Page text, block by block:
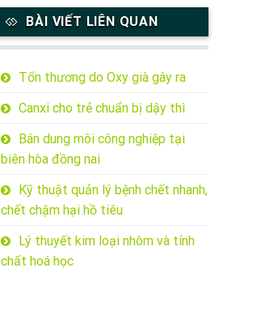
BÀI VIẾT LIÊN QUAN
Tổn thương do Oxy già gây ra
Canxi cho trẻ chuẩn bị dậy thì
Bán dung môi công nghiệp tại
biên hòa đồng nai
Kỹ thuật quản lý bệnh chết nhanh,
chết chậm hại hồ tiêu
Lý thuyết kim loại nhôm và tính
chất hoá học